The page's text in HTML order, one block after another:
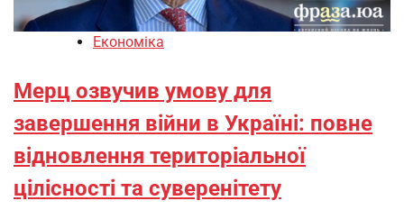
Економіка
Мерц озвучив умову для
завершення війни в Україні: повне
відновлення територіальної
цілісності та суверенітету